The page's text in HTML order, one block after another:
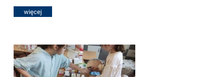
więcej